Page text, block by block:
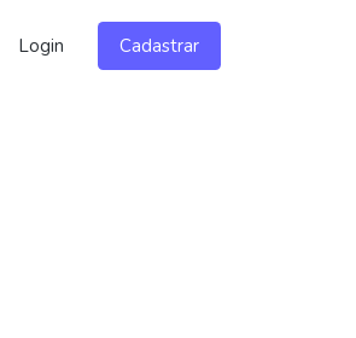
Login Cadastrar